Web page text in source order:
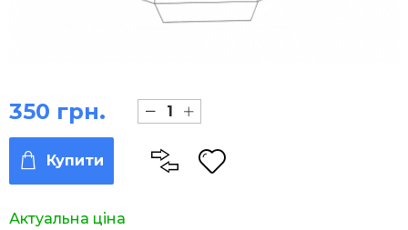
Актуальна ціна
350 грн.
Купити